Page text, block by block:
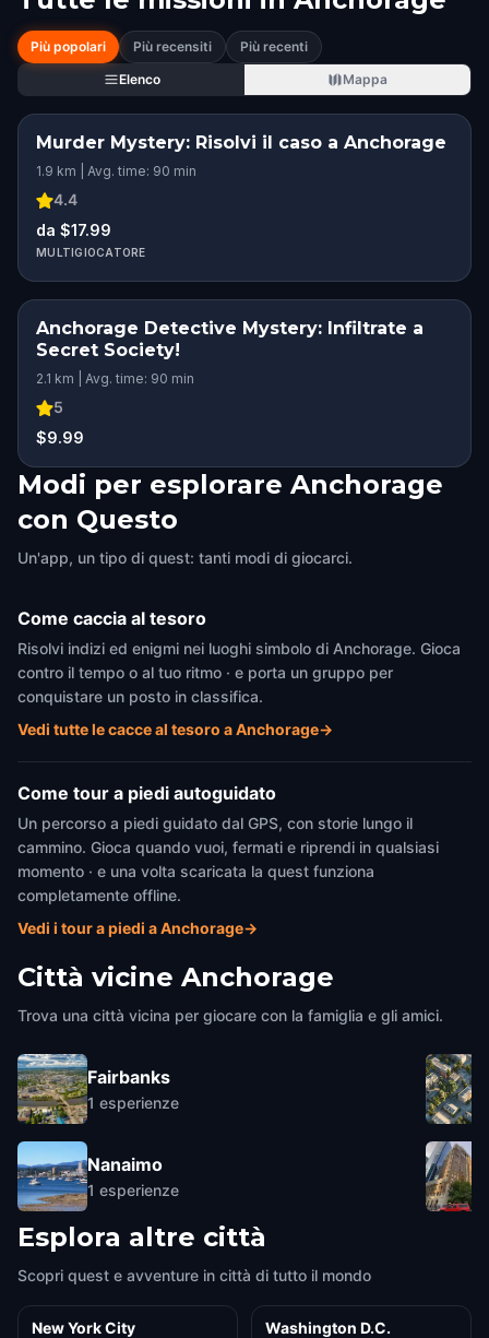
Più popolari Più recensiti
Più recenti
Elenco
Mappa
Murder Mystery: Risolvi il caso a Anchorage
1.9 km | Avg. time: 90 min
4.4
da $17.99
MULTIGIOCATORE
Anchorage Detective Mystery: Infiltrate a
Secret Society!
2.1 km | Avg. time: 90 min
5
$9.99
Modi per esplorare Anchorage
con Questo
Un'app, un tipo di quest: tanti modi di giocarci.
Come caccia al tesoro
Risolvi indizi ed enigmi nei luoghi simbolo di Anchorage. Gioca
contro il tempo o al tuo ritmo · e porta un gruppo per
conquistare un posto in classifica.
Vedi tutte le cacce al tesoro a Anchorage→
Come tour a piedi autoguidato
Un percorso a piedi guidato dal GPS, con storie lungo il
cammino. Gioca quando vuoi, fermati e riprendi in qualsiasi
momento · e una volta scaricata la quest funziona
completamente offline.
Vedi i tour a piedi a Anchorage→
Città vicine Anchorage
Trova una città vicina per giocare con la famiglia e gli amici.
Fairbanks
1 esperienze
Nanaimo
1 esperienze
Esplora altre città
Scopri quest e avventure in città di tutto il mondo
New York City Washington D.C.